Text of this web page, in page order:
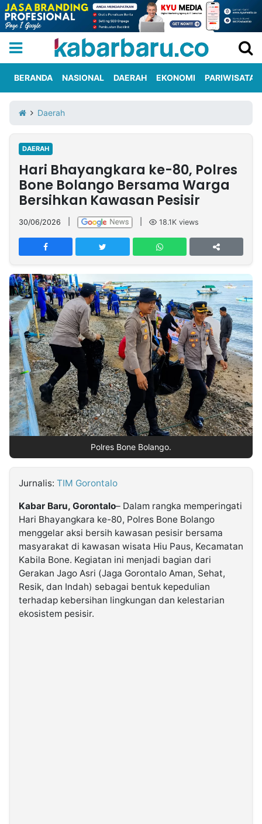
Iklan
Berita
Kami
Nasional
International
Olahraga
Entertainment
Daerah
Pariwisata
Kuliner
Kolom
Network
PT
TREETAN
INDONESIA
Partner
Insight
NTB
Suara
Time
Lens
IDN
Daily
Jogja
Jalan
Rakyat
Idealita
News
Kita
Notice
Dinamikapost.com
Radar
Baru
Seedbacklink
Follow
Kabarbaru
Kabarbaru.co
2026
Kabarbaru
BERANDA NASIONAL DAERAH EKONOMI PARIWISATA
Daerah
DAERAH
Hari Bhayangkara ke-80, Polres
Bone Bolango Bersama Warga
Bersihkan Kawasan Pesisir
30/06/2026 18.1K views
Polres Bone Bolango.
Jurnalis: TIM Gorontalo
Kabar Baru, Gorontalo– Dalam rangka memperingati
Hari Bhayangkara ke-80, Polres Bone Bolango
menggelar aksi bersih kawasan pesisir bersama
masyarakat di kawasan wisata Hiu Paus, Kecamatan
Kabila Bone. Kegiatan ini menjadi bagian dari
Gerakan Jago Asri (Jaga Gorontalo Aman, Sehat,
Resik, dan Indah) sebagai bentuk kepedulian
terhadap kebersihan lingkungan dan kelestarian
ekosistem pesisir.